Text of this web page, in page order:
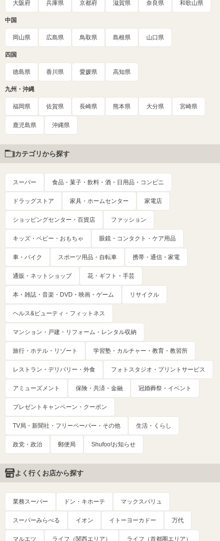
大阪府 兵庫県 京都府 滋賀県 奈良県 和歌山県
中国
岡山県 広島県 鳥取県 島根県 山口県
四国
徳島県 香川県 愛媛県 高知県
九州・沖縄
福岡県 佐賀県 長崎県 熊本県 大分県 宮崎県
鹿児島県 沖縄県
カテゴリから探す
スーパー 食品・菓子・飲料・酒・日用品・コンビニ
ドラッグストア 家具・ホームセンター 家電店
ショッピングセンター・百貨店 ファッション
キッズ・ベビー・おもちゃ 眼鏡・コンタクト・ケア用品
車・バイク スポーツ用品・自転車 携帯・通信・家電
通販・ネットショップ 花・ギフト・手芸
本・雑誌・音楽・DVD・映画・ゲーム リサイクル
ヘルス&ビューティ・フィットネス
マンション・戸建・リフォーム・レンタル収納
旅行・ホテル・リゾート 学習塾・カルチャー・教育・教習所
レストラン・デリバリー・外食 フォトスタジオ・プリントサービス
アミューズメント 保険・共済・金融 冠婚葬祭・イベント
プレゼントキャンペーン・クーポン
TV局・新聞社・フリーペーパー・その他 生活・くらし
政党・政治 郵便局 Shufoo!お知らせ
よく行くお店から探す
業務スーパー ドン・キホーテ マックスバリュ
スーパーみらべる イオン イトーヨーカドー 万代
マルエツ ライフ（関西エリア） ライフ（首都圏エリア）